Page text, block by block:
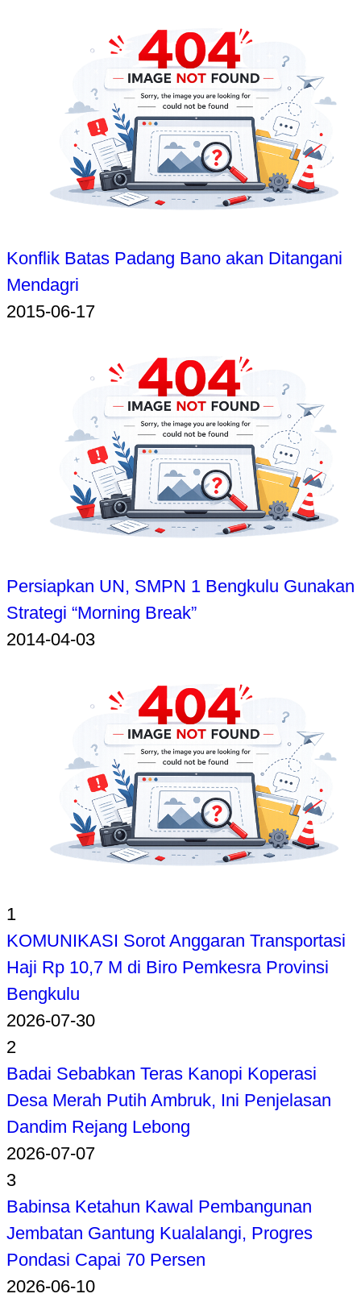
Konflik Batas Padang Bano akan Ditangani
Mendagri
2015-06-17
Persiapkan UN, SMPN 1 Bengkulu Gunakan
Strategi “Morning Break”
2014-04-03
1
KOMUNIKASI Sorot Anggaran Transportasi
Haji Rp 10,7 M di Biro Pemkesra Provinsi
Bengkulu
2026-07-30
2
Badai Sebabkan Teras Kanopi Koperasi
Desa Merah Putih Ambruk, Ini Penjelasan
Dandim Rejang Lebong
2026-07-07
3
Babinsa Ketahun Kawal Pembangunan
Jembatan Gantung Kualalangi, Progres
Pondasi Capai 70 Persen
2026-06-10